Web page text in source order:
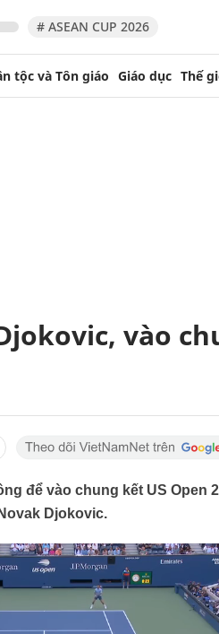
# ASEAN CUP 2026
tộc và Tôn giáo Giáo dục Thế
vào
để vào chung kết US Open
Djokovic.